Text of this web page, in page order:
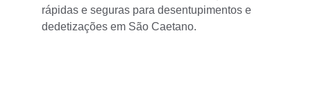
rápidas e seguras para desentupimentos e
dedetizações em São Caetano.